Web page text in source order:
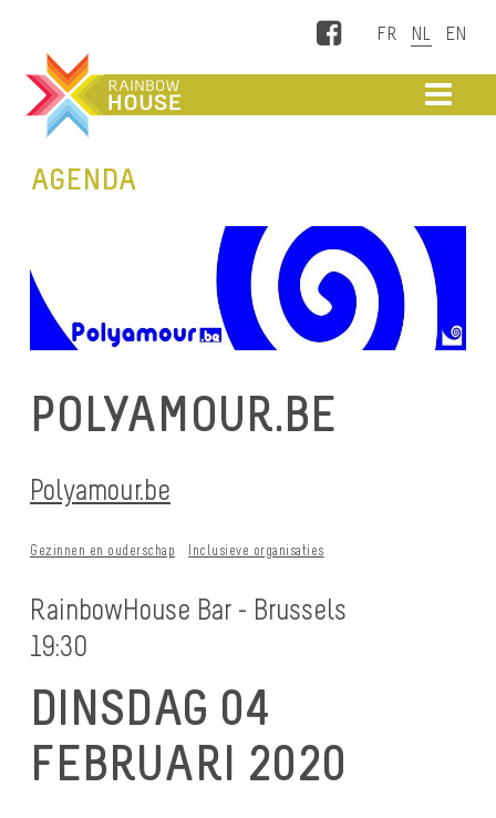
Facebook
AGENDA
POLYAMOUR.BE
Polyamour.be
Gezinnen en ouderschap Inclusieve organisaties
RainbowHouse Bar - Brussels
19:30
DINSDAG 04
FEBRUARI 2020